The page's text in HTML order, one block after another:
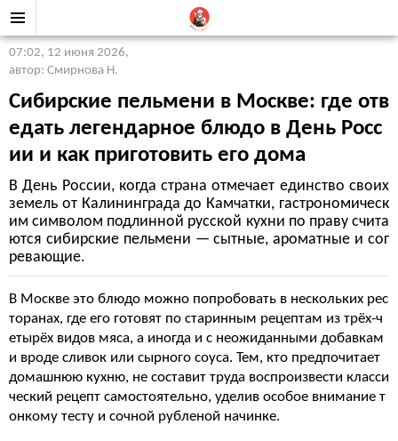
07:02, 12 июня 2026,
автор: Смирнова Н.
Сибирские пельмени в Москве: где отв
едать легендарное блюдо в День Росс
ии и как приготовить его дома
В День России, когда страна отмечает единство своих
земель от Калининграда до Камчатки, гастрономическ
им символом подлинной русской кухни по праву счита
ются сибирские пельмени — сытные, ароматные и сог
ревающие.
В Москве это блюдо можно попробовать в нескольких рес
торанах, где его готовят по старинным рецептам из трёх-ч
етырёх видов мяса, а иногда и с неожиданными добавкам
и вроде сливок или сырного соуса. Тем, кто предпочитает
домашнюю кухню, не составит труда воспроизвести класси
ческий рецепт самостоятельно, уделив особое внимание т
онкому тесту и сочной рубленой начинке.